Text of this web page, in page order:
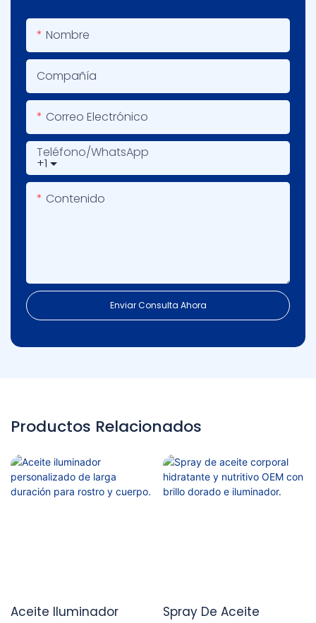
Nombre
Compañía
Correo Electrónico
+1
Teléfono/WhatsApp
Contenido
Enviar Consulta Ahora
Productos Relacionados
Aceite Iluminador
Spray De Aceite